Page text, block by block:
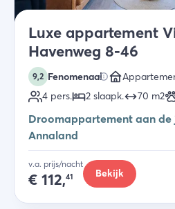
Luxe appartement
Havenweg 8-46
9,2 Fenomenaal
4 pers. 2 slaapk. 70 m2
Droomappartement aan de
Annaland
v.a. prijs/nacht
€ 112,41 Bekijk